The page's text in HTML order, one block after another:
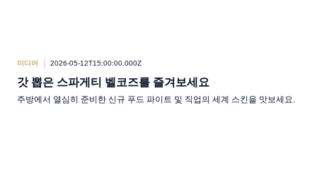
미디어 2026-05-12T15:00:00.000Z
갓 뽑은 스파게티 벨코즈를 즐겨보세요
주방에서 열심히 준비한 신규 푸드 파이트 및 직업의 세계 스킨을 맛보세요.